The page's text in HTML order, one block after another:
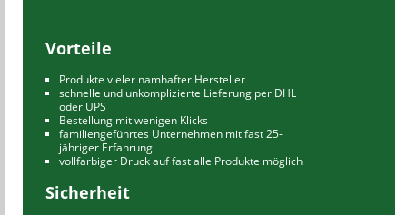
Vorteile
Produkte vieler namhafter Hersteller
schnelle und unkomplizierte Lieferung per DHL
oder UPS
Bestellung mit wenigen Klicks
familiengeführtes Unternehmen mit fast 25-
jähriger Erfahrung
vollfarbiger Druck auf fast alle Produkte möglich
Sicherheit